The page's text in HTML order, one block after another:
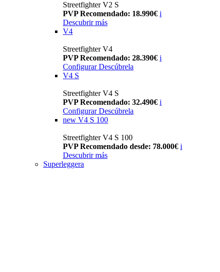
Streetfighter V2 S
PVP Recomendado: 18.990€ i
Descubrir más
V4
Streetfighter V4
PVP Recomendado: 28.390€ i
Configurar Descúbrela
V4 S
Streetfighter V4 S
PVP Recomendado: 32.490€ i
Configurar Descúbrela
new V4 S 100
Streetfighter V4 S 100
PVP Recomendado desde: 78.000€ i
Descubrir más
Superleggera